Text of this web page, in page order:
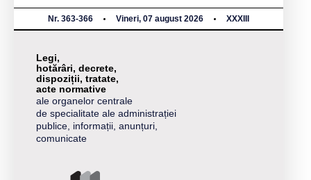
Nr. 363-366 Vineri, 07 august 2026 XXXIII
Legi,
hotărâri, decrete,
dispoziții, tratate,
acte normative
ale organelor centrale
de specialitate ale administrației
publice, informații, anunțuri,
comunicate